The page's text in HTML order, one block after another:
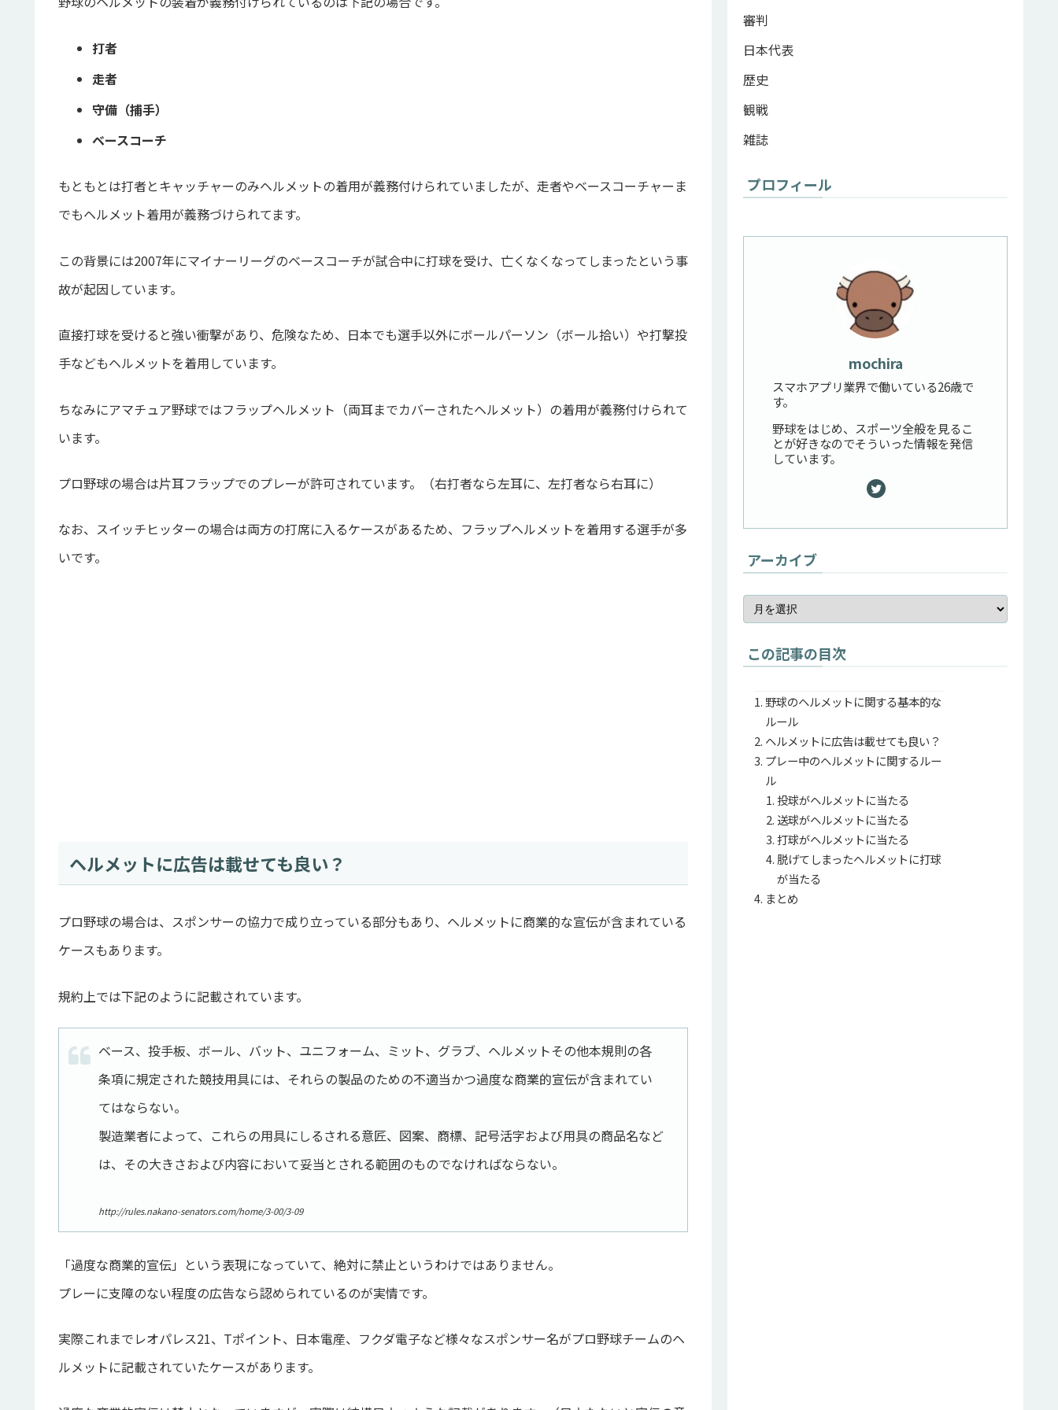
打者
走者
守備（捕手）
ベースコーチ
もともとは打者とキャッチャーのみヘルメットの着用が義務付けられていましたが、走者やベースコーチャーま
でもヘルメット着用が義務づけられてます。
この背景には2007年にマイナーリーグのベースコーチが試合中に打球を受け、亡くなくなってしまったという事
故が起因しています。
直接打球を受けると強い衝撃があり、危険なため、日本でも選手以外にボールパーソン（ボール拾い）や打撃投
手などもヘルメットを着用しています。
ちなみにアマチュア野球ではフラップヘルメット（両耳までカバーされたヘルメット）の着用が義務付けられて
います。
プロ野球の場合は片耳フラップでのプレーが許可されています。（右打者なら左耳に、左打者なら右耳に）
なお、スイッチヒッターの場合は両方の打席に入るケースがあるため、フラップヘルメットを着用する選手が多
いです。
ヘルメットに広告は載せても良い？
プロ野球の場合は、スポンサーの協力で成り立っている部分もあり、ヘルメットに商業的な宣伝が含まれている
ケースもあります。
規約上では下記のように記載されています。
ベース、投手板、ボール、バット、ユニフォーム、ミット、グラブ、ヘルメットその他本規則の各
条項に規定された競技用具には、それらの製品のための不適当かつ過度な商業的宣伝が含まれてい
てはならない。
製造業者によって、これらの用具にしるされる意匠、図案、商標、記号活字および用具の商品名など
は、その大きさおよび内容において妥当とされる範囲のものでなければならない。
http://rules.nakano-senators.com/home/3-00/3-09
「過度な商業的宣伝」という表現になっていて、絶対に禁止というわけではありません。
プレーに支障のない程度の広告なら認められているのが実情です。
実際これまでレオパレス21、Tポイント、日本電産、フクダ電子など様々なスポンサー名がプロ野球チームのヘ
ルメットに記載されていたケースがあります。
審判
日本代表
歴史
観戦
雑誌
プロフィール
mochira
スマホアプリ業界で働いている26歳で
す。
野球をはじめ、スポーツ全般を見るこ
とが好きなのでそういった情報を発信
しています。
アーカイブ
この記事の目次
野球のヘルメットに関する基本的な
ルール
ヘルメットに広告は載せても良い？
プレー中のヘルメットに関するルー
ル
投球がヘルメットに当たる
送球がヘルメットに当たる
打球がヘルメットに当たる
脱げてしまったヘルメットに打球
が当たる
まとめ